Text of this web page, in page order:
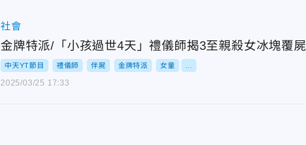
社會
金牌特派/「小孩過世4天」禮儀師揭3至親殺女冰塊覆屍
中天YT節目 禮儀師 伴屍 金牌特派 女童
2025/03/25 17:33